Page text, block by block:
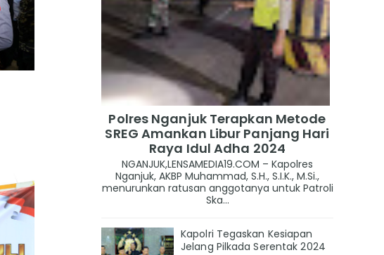
Polres Nganjuk Terapkan Metode
SREG Amankan Libur Panjang Hari
Raya Idul Adha 2024
NGANJUK,LENSAMEDIA19.COM – Kapolres
Nganjuk, AKBP Muhammad, S.H., S.I.K., M.Si.,
menurunkan ratusan anggotanya untuk Patroli
Ska...
Kapolri Tegaskan Kesiapan
Jelang Pilkada Serentak 2024